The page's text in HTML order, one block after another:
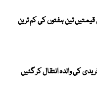
تین ہفتوں کی کم ترین
کی والدہ انتقال کر گئیں